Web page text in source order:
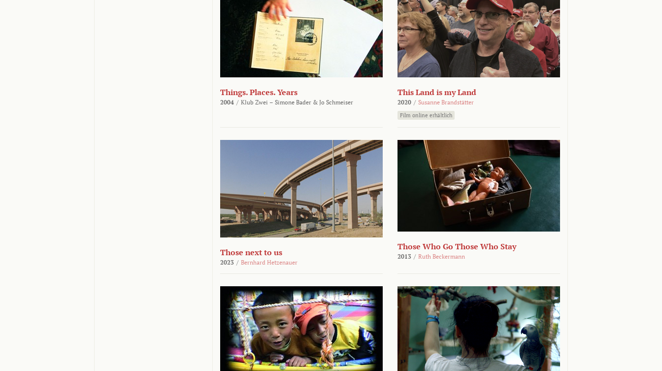
Things. Places. Years
2004 / Klub Zwei – Simone Bader & Jo Schmeiser
This Land is my Land
2020 / Susanne Brandstätter
Film online erhältlich
Those next to us
2023 / Bernhard Hetzenauer
Those Who Go Those Who Stay
2013 / Ruth Beckermann